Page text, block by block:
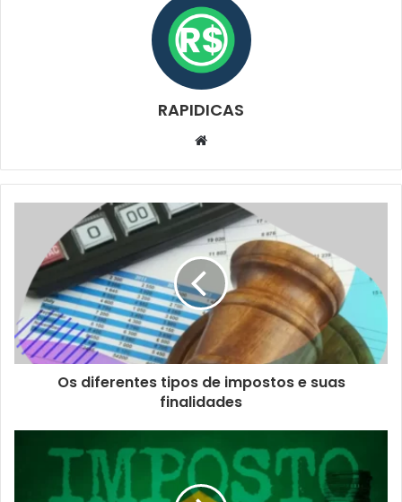
RAPIDICAS
Website
Os diferentes tipos de impostos e suas
finalidades